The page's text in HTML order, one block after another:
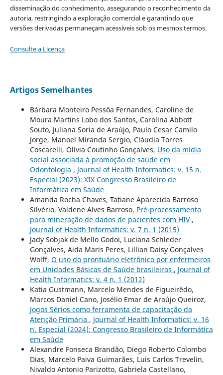
disseminação do conhecimento, assegurando o reconhecimento da
autoria, restringindo a exploração comercial e garantindo que
versões derivadas permaneçam acessíveis sob os mesmos termos.
Consulte a Licença
Artigos Semelhantes
Bárbara Monteiro Pessôa Fernandes, Caroline de
Moura Martins Lobo dos Santos, Carolina Abbott
Souto, Juliana Soria de Araújo, Paulo Cesar Camilo
Jorge, Manoel Miranda Sergio, Cláudia Torres
Coscarelli, Olívia Coutinho Gonçalves, Uso da mídia
social associada à promoção de saúde em
Odontologia , Journal of Health Informatics: v. 15 n.
Especial (2023): XIX Congresso Brasileiro de
Informática em Saúde
Amanda Rocha Chaves, Tatiane Aparecida Barroso
Silvério, Valdene Alves Barroso, Pré-processamento
para mineração de dados de pacientes com HIV ,
Journal of Health Informatics: v. 7 n. 1 (2015)
Jady Sobjak de Mello Godoi, Luciana Schleder
Gonçalves, Aida Maris Peres, Lillian Daisy Gonçalves
Wolff, O uso do prontuário eletrônico por enfermeiros
em Unidades Básicas de Saúde brasileiras , Journal of
Health Informatics: v. 4 n. 1 (2012)
Katia Gustmann, Marcelo Mendes de Figueirêdo,
Marcos Daniel Cano, Josélio Emar de Araújo Queiroz,
Jogos Sérios como ferramenta de capacitação da
Atenção Primária , Journal of Health Informatics: v. 16
n. Especial (2024): Congresso Brasileiro de Informática
em Saúde
Alexandre Fonseca Brandão, Diego Roberto Colombo
Dias, Marcelo Paiva Guimarães, Luis Carlos Trevelin,
Nivaldo Antonio Parizotto, Gabriela Castellano,